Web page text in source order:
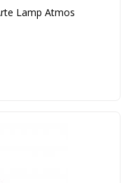
Lamp Atmos